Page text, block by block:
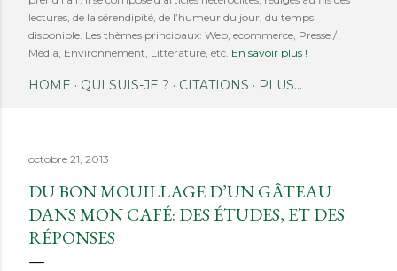
lectures, de la sérendipité, de l’humeur du jour, du temps
disponible. Les thèmes principaux: Web, ecommerce, Presse /
Média, Environnement, Littérature, etc. En savoir plus !
HOME QUI SUIS-JE ? CITATIONS PLUS…
octobre 21, 2013
DU BON MOUILLAGE D’UN GÂTEAU
DANS MON CAFÉ: DES ÉTUDES, ET DES
RÉPONSES